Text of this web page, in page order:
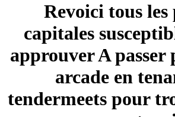
Revoici tous les
capitales
approuver A
arcade en
tendermeets pour